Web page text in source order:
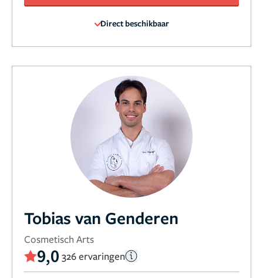
Direct beschikbaar
Tobias van Genderen
Cosmetisch Arts
9,0 326 ervaringen